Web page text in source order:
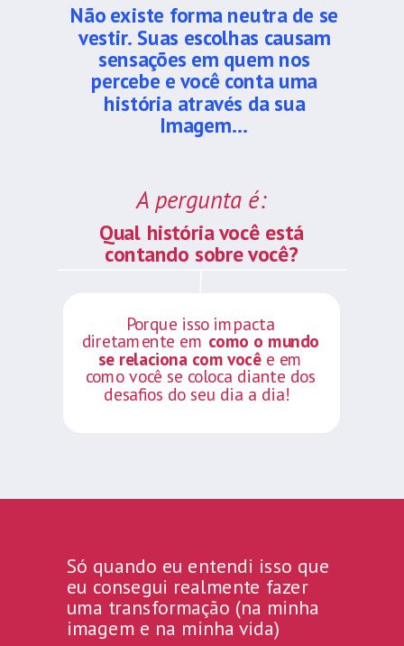
Não existe forma neutra de se
vestir.Suas escolhas causam
sensações em quem nos
percebe e você conta uma
história através da sua
Imagem...
Porque isso impacta
diretamente em como o mundo
se relaciona com vocêe em
como você se coloca diante dos
desafios do seu dia a dia!
Só quando eu entendi isso que
eu consegui realmente fazer
uma transformação (na minha
imagem e na minha vida)
A pergunta é:
Qual história você está
contando sobre você?